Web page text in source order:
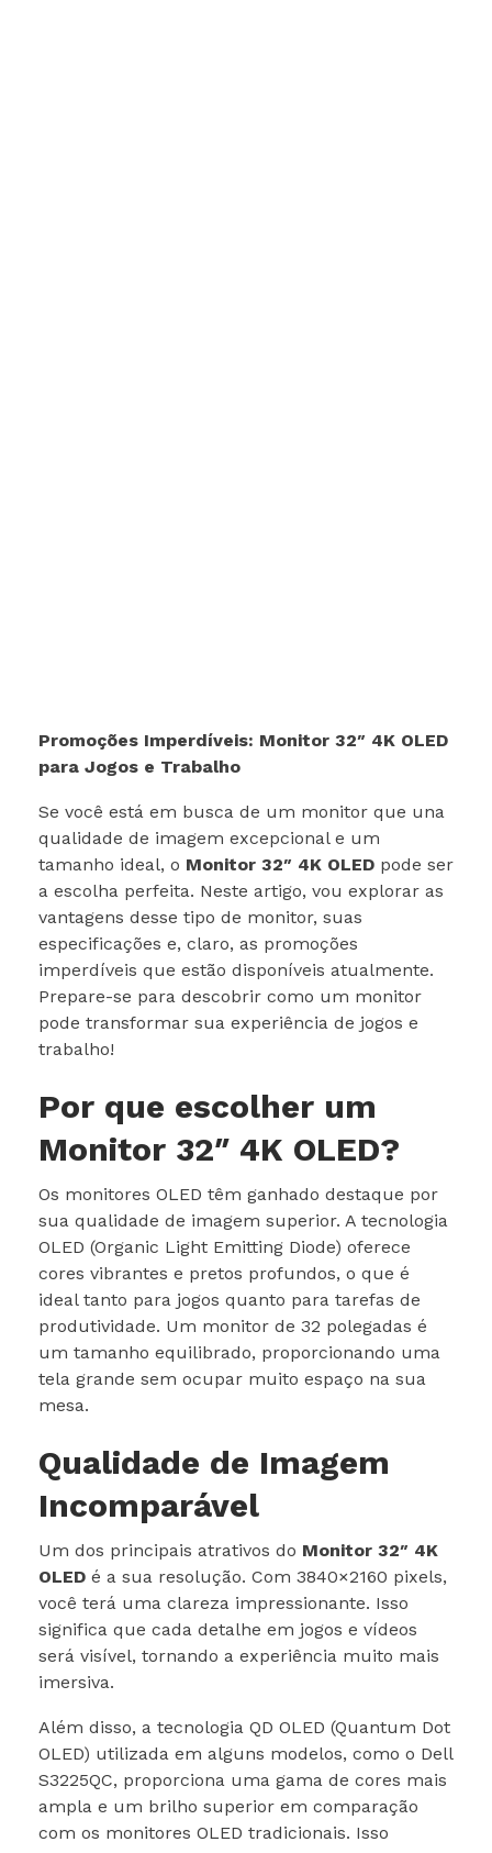
Promoções Imperdíveis: Monitor 32″ 4K OLED
para Jogos e Trabalho
Se você está em busca de um monitor que una
qualidade de imagem excepcional e um
tamanho ideal, o Monitor 32″ 4K OLED pode ser
a escolha perfeita. Neste artigo, vou explorar as
vantagens desse tipo de monitor, suas
especificações e, claro, as promoções
imperdíveis que estão disponíveis atualmente.
Prepare-se para descobrir como um monitor
pode transformar sua experiência de jogos e
trabalho!
Por que escolher um
Monitor 32″ 4K OLED?
Os monitores OLED têm ganhado destaque por
sua qualidade de imagem superior. A tecnologia
OLED (Organic Light Emitting Diode) oferece
cores vibrantes e pretos profundos, o que é
ideal tanto para jogos quanto para tarefas de
produtividade. Um monitor de 32 polegadas é
um tamanho equilibrado, proporcionando uma
tela grande sem ocupar muito espaço na sua
mesa.
Qualidade de Imagem
Incomparável
Um dos principais atrativos do Monitor 32″ 4K
OLED é a sua resolução. Com 3840×2160 pixels,
você terá uma clareza impressionante. Isso
significa que cada detalhe em jogos e vídeos
será visível, tornando a experiência muito mais
imersiva.
Além disso, a tecnologia QD OLED (Quantum Dot
OLED) utilizada em alguns modelos, como o Dell
S3225QC, proporciona uma gama de cores mais
ampla e um brilho superior em comparação
com os monitores OLED tradicionais. Isso